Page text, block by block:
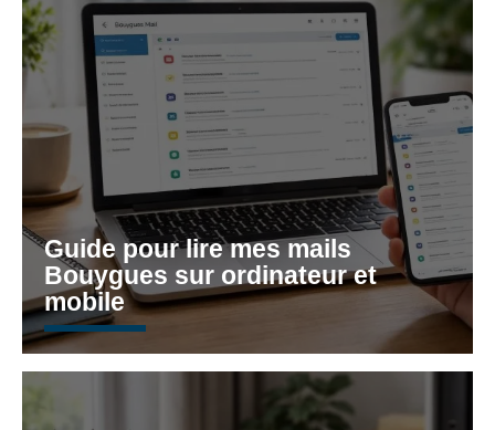
Guide pour lire mes mails
Bouygues sur ordinateur et
mobile